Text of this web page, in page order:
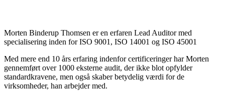
Morten Binderup Thomsen er en erfaren Lead Auditor med
specialisering inden for ISO 9001, ISO 14001 og ISO 45001
Med mere end 10 års erfaring indenfor certificeringer har Morten
gennemført over 1000 eksterne audit, der ikke blot opfylder
standardkravene, men også skaber betydelig værdi for de
virksomheder, han arbejder med.